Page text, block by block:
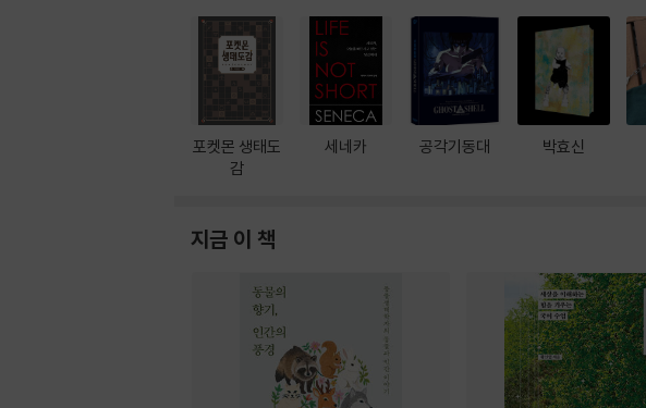
포켓몬 생태도
감
세네카 공각기동대 박효신
지금 이 책